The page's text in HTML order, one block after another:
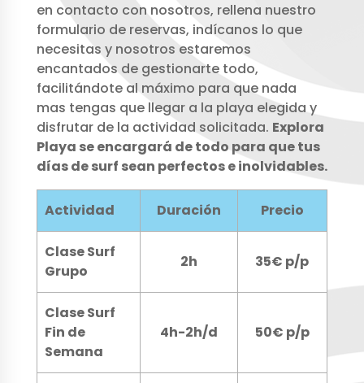
en contacto con nosotros, rellena nuestro
formulario de reservas, indícanos lo que
necesitas y nosotros estaremos
encantados de gestionarte todo,
facilitándote al máximo para que nada
mas tengas que llegar a la playa elegida y
disfrutar de la actividad solicitada. Explora
Playa se encargará de todo para que tus
días de surf sean perfectos e inolvidables.
Actividad Duración Precio
Clase Surf
Grupo
2h 35€ p/p
Clase Surf
Fin de
Semana
4h-2h/d 50€ p/p